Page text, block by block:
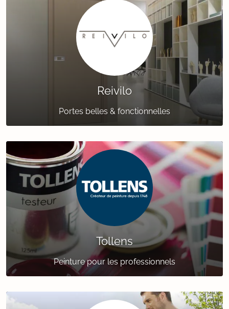
Reivilo
Portes belles & fonctionnelles
Tollens
Peinture pour les professionnels